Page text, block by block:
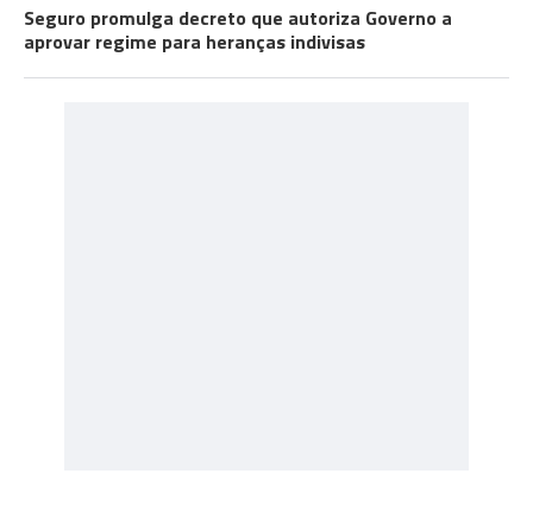
Seguro promulga decreto que autoriza Governo a
aprovar regime para heranças indivisas